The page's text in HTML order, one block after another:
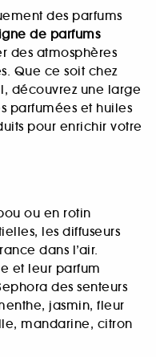
des parfums
de parfums
des atmosphères
Que ce soit chez
découvrez une large
parfumées et huiles
pour enrichir votre
ou en rotin
les diffuseurs
dans l’air.
et leur parfum
des senteurs
jasmin, fleur
mandarine, citron